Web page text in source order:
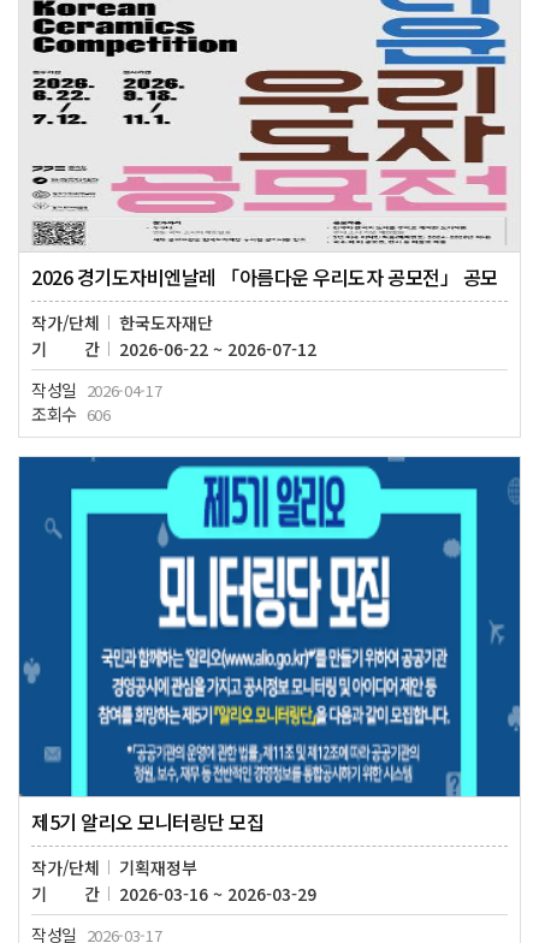
2026 경기도자비엔날레 「아름다운 우리도자 공모전」 공모
작가/단체
한국도자재단
기간
2026-06-22 ~ 2026-07-12
작성일 2026-04-17
조회수 606
제5기 알리오 모니터링단 모집
작가/단체
기획재정부
기간
2026-03-16 ~ 2026-03-29
작성일 2026-03-17